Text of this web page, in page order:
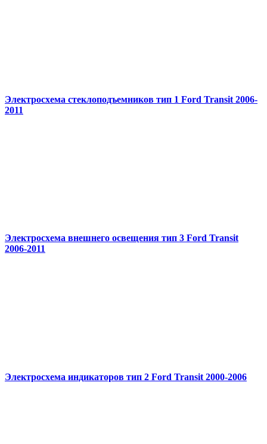
Электросхема стеклоподъемников тип 1 Ford Transit 2006-
2011
Электросхема внешнего освещения тип 3 Ford Transit
2006-2011
Электросхема индикаторов тип 2 Ford Transit 2000-2006